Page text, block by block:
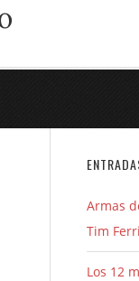
Armas
Tim
Los 12